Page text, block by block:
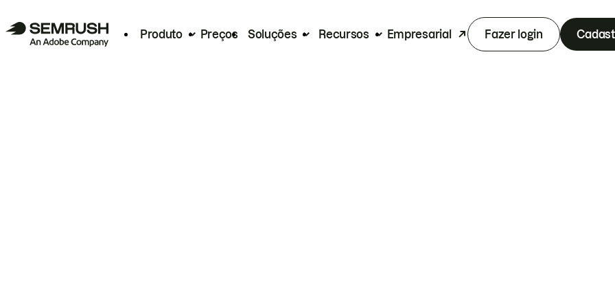
Produto Preços Soluções Recursos Empresarial Fazer login